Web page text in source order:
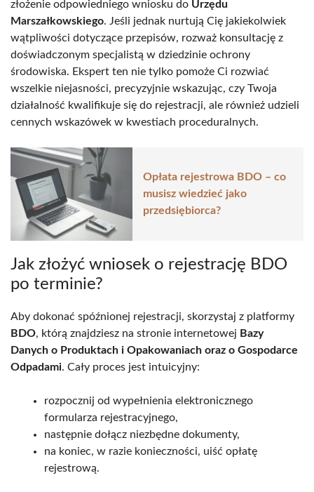
złożenie odpowiedniego wniosku do Urzędu
Marszałkowskiego. Jeśli jednak nurtują Cię jakiekolwiek
wątpliwości dotyczące przepisów, rozważ konsultację z
doświadczonym specjalistą w dziedzinie ochrony
środowiska. Ekspert ten nie tylko pomoże Ci rozwiać
wszelkie niejasności, precyzyjnie wskazując, czy Twoja
działalność kwalifikuje się do rejestracji, ale również udzieli
cennych wskazówek w kwestiach proceduralnych.
Opłata rejestrowa BDO – co
musisz wiedzieć jako
przedsiębiorca?
Jak złożyć wniosek o rejestrację BDO
po terminie?
Aby dokonać spóźnionej rejestracji, skorzystaj z platformy
BDO, którą znajdziesz na stronie internetowej Bazy
Danych o Produktach i Opakowaniach oraz o Gospodarce
Odpadami. Cały proces jest intuicyjny:
rozpocznij od wypełnienia elektronicznego
formularza rejestracyjnego,
następnie dołącz niezbędne dokumenty,
na koniec, w razie konieczności, uiść opłatę
rejestrową.